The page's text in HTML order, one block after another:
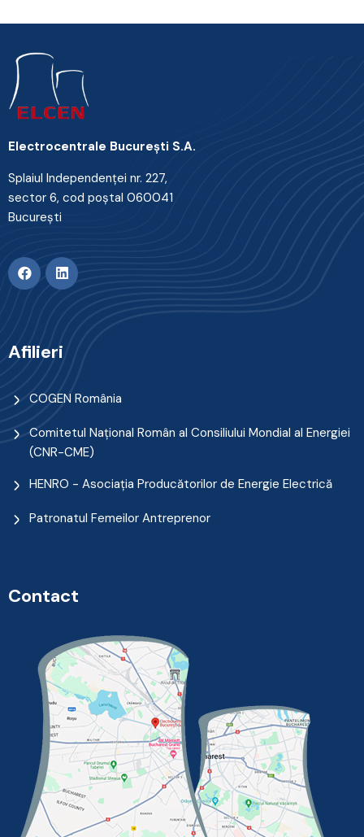
Electrocentrale Bucureşti S.A.
Splaiul Independenţei nr. 227,
sector 6, cod poştal 060041
Bucureşti
Afilieri
COGEN România
Comitetul Naţional Român al Consiliului Mondial al Energiei
(CNR-CME)
HENRO - Asociația Producătorilor de Energie Electrică
Patronatul Femeilor Antreprenor
Contact